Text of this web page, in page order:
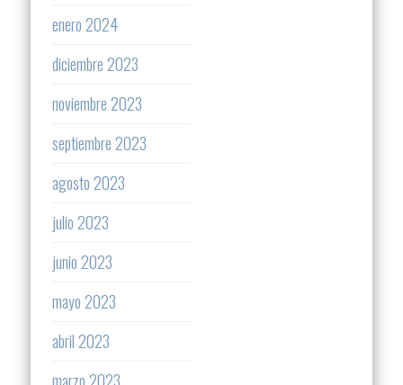
enero 2024
diciembre 2023
noviembre 2023
septiembre 2023
agosto 2023
julio 2023
junio 2023
mayo 2023
abril 2023